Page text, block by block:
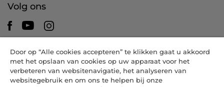
Volg ons
CANDY HOOVER GROUP S.r.I. - een eenpersoonsvennootschap -
HOOFDKANTOOR: Via Comolli, 57 - 20861 Brugherio (MB) - Italië -
ADMINISTRATIEVE KANTOREN: Via Privata Eden Fumagalli snc -
Door op “Alle cookies accepteren” te klikken gaat u akkoord
met het opslaan van cookies op uw apparaat voor het
verbeteren van websitenavigatie, het analyseren van
websitegebruik en om ons te helpen bij onze